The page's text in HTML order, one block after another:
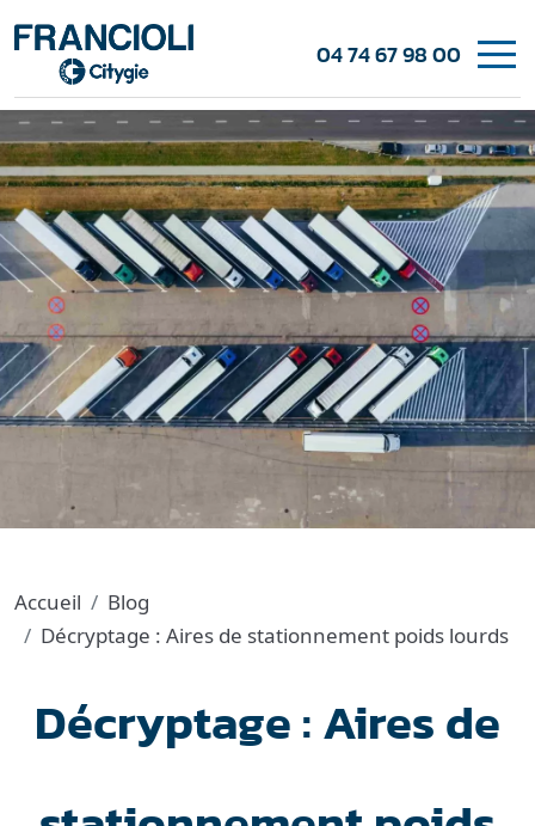
04 74 67 98 00
Accueil
Blog
Décryptage : Aires de stationnement poids lourds
Décryptage : Aires de